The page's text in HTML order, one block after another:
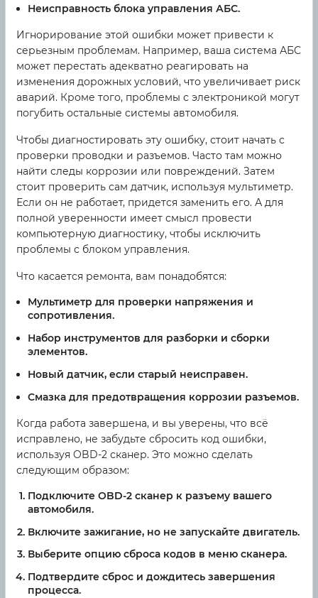
Неисправность блока управления АБС.
Игнорирование этой ошибки может привести к
серьезным проблемам. Например, ваша система АБС
может перестать адекватно реагировать на
изменения дорожных условий, что увеличивает риск
аварий. Кроме того, проблемы с электроникой могут
погубить остальные системы автомобиля.
Чтобы диагностировать эту ошибку, стоит начать с
проверки проводки и разъемов. Часто там можно
найти следы коррозии или повреждений. Затем
стоит проверить сам датчик, используя мультиметр.
Если он не работает, придется заменить его. А для
полной уверенности имеет смысл провести
компьютерную диагностику, чтобы исключить
проблемы с блоком управления.
Что касается ремонта, вам понадобятся:
Мультиметр для проверки напряжения и
сопротивления.
Набор инструментов для разборки и сборки
элементов.
Новый датчик, если старый неисправен.
Смазка для предотвращения коррозии разъемов.
Когда работа завершена, и вы уверены, что всё
исправлено, не забудьте сбросить код ошибки,
используя OBD-2 сканер. Это можно сделать
следующим образом:
Подключите OBD-2 сканер к разъему вашего
автомобиля.
Включите зажигание, но не запускайте двигатель.
Выберите опцию сброса кодов в меню сканера.
Подтвердите сброс и дождитесь завершения
процесса.